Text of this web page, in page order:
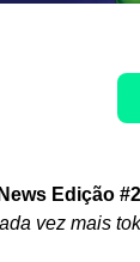
Edição
vez mais